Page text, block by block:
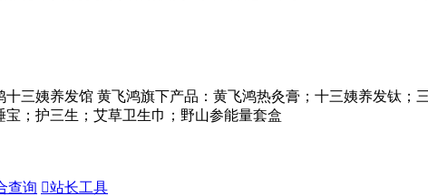
三姨养发馆 黄飞鸿旗下产品：黄飞鸿热灸膏；十三姨养发钛
；护三生；艾草卫生巾；野山参能量套盒
查询 站长工具